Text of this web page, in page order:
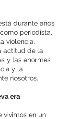
durante años
periodista,
violencia,
actitud de la
y las enormes
y la
nosotros.
era
vivimos en un